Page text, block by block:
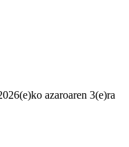
azaroaren 3(e)ra